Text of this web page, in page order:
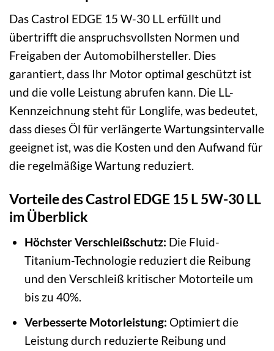
Das Castrol EDGE 15 W-30 LL erfüllt und
übertrifft die anspruchsvollsten Normen und
Freigaben der Automobilhersteller. Dies
garantiert, dass Ihr Motor optimal geschützt ist
und die volle Leistung abrufen kann. Die LL-
Kennzeichnung steht für Longlife, was bedeutet,
dass dieses Öl für verlängerte Wartungsintervalle
geeignet ist, was die Kosten und den Aufwand für
die regelmäßige Wartung reduziert.
Vorteile des Castrol EDGE 15 L 5W-30 LL
im Überblick
Höchster Verschleißschutz: Die Fluid-
Titanium-Technologie reduziert die Reibung
und den Verschleiß kritischer Motorteile um
bis zu 40%.
Verbesserte Motorleistung: Optimiert die
Leistung durch reduzierte Reibung und